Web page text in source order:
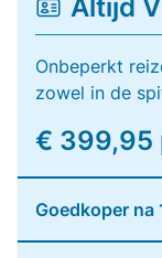
Altijd
Onbeperkt
zowel in de
€ 399,95
Goedkoper na